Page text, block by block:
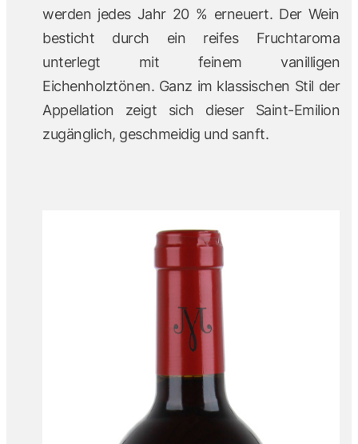
werden jedes Jahr 20 % erneuert. Der Wein
besticht durch ein reifes Fruchtaroma
unterlegt mit feinem vanilligen
Eichenholztönen. Ganz im klassischen Stil der
Appellation zeigt sich dieser Saint-Emilion
zugänglich, geschmeidig und sanft.